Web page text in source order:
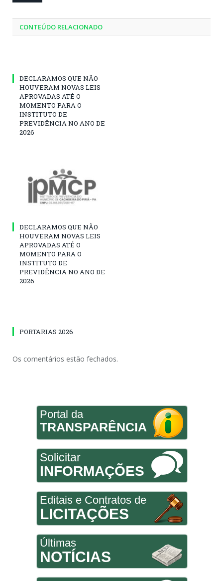
CONTEÚDO RELACIONADO
DECLARAMOS QUE NÃO
HOUVERAM NOVAS LEIS
APROVADAS ATÉ O
MOMENTO PARA O
INSTITUTO DE
PREVIDÊNCIA NO ANO DE
2026
DECLARAMOS QUE NÃO
HOUVERAM NOVAS LEIS
APROVADAS ATÉ O
MOMENTO PARA O
INSTITUTO DE
PREVIDÊNCIA NO ANO DE
2026
PORTARIAS 2026
Os comentários estão fechados.
Portal da
TRANSPARÊNCIA
Solicitar
INFORMAÇÕES
Editais e Contratos de
LICITAÇÕES
Últimas
NOTÍCIAS